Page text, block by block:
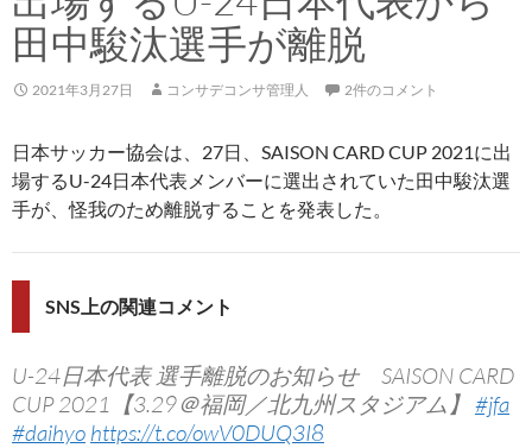
田中駿汰選手が離脱
2021年3月27日 コンサデコンサ管理人 2件のコメント
日本サッカー協会は、27日、SAISON CARD CUP 2021に出
場するU-24日本代表メンバーに選出されていた田中駿汰選
手が、怪我のため離脱することを発表した。
SNS上の関連コメント
U-24日本代表 選手離脱のお知らせ SAISON CARD
CUP 2021【3.29＠福岡／北九州スタジアム】 #jfa
#daihyo https://t.co/owV0DUQ3I8